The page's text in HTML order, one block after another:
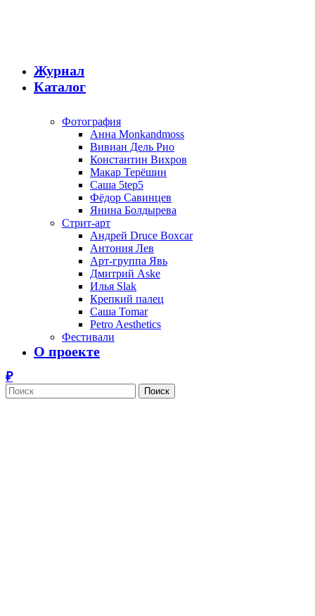
Журнал
Каталог
Фотография
Анна Monkandmoss
Вивиан Дель Рио
Константин Вихров
Макар Терёшин
Саша 5tep5
Фёдор Савинцев
Янина Болдырева
Стрит-арт
Андрей Druce Boxcar
Антония Лев
Арт-группа Явь
Дмитрий Aske
Илья Slak
Крепкий палец
Саша Tomar
Petro Aesthetics
Фестивали
О проекте
Поиск